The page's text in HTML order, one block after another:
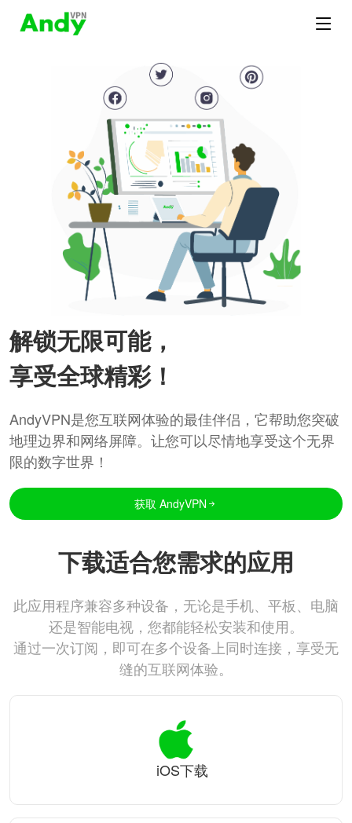
解锁无限可能，
享受全球精彩！
AndyVPN是您互联网体验的最佳伴侣，它帮助您突破
地理边界和网络屏障。让您可以尽情地享受这个无界
限的数字世界！
获取 AndyVPN
下载适合您需求的应用
此应用程序兼容多种设备，无论是手机、平板、电脑
还是智能电视，您都能轻松安装和使用。
通过一次订阅，即可在多个设备上同时连接，享受无
缝的互联网体验。
iOS下载